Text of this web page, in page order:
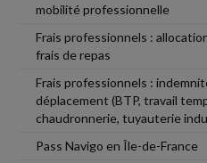
mobilité professionnelle
Frais professionnels :
frais de repas
Frais professionnels :
déplacement (BTP, travail
chaudronnerie, tuyauterie
Pass Navigo en Île-de-France